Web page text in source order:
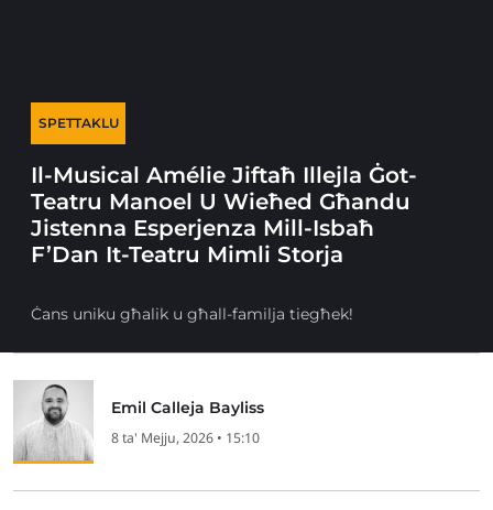
SPETTAKLU
Il-Musical Amélie Jiftaħ Illejla Ġot-
Teatru Manoel U Wieħed Għandu
Jistenna Esperjenza Mill-Isbaħ
F’Dan It-Teatru Mimli Storja
Ċans uniku għalik u għall-familja tiegħek!
Emil Calleja Bayliss
8 ta' Mejju, 2026 • 15:10